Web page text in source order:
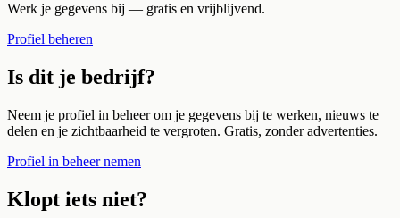
Werk je gegevens bij — gratis en vrijblijvend.
Profiel beheren
Is dit je bedrijf?
Neem je profiel in beheer om je gegevens bij te werken, nieuws te
delen en je zichtbaarheid te vergroten. Gratis, zonder advertenties.
Profiel in beheer nemen
Klopt iets niet?